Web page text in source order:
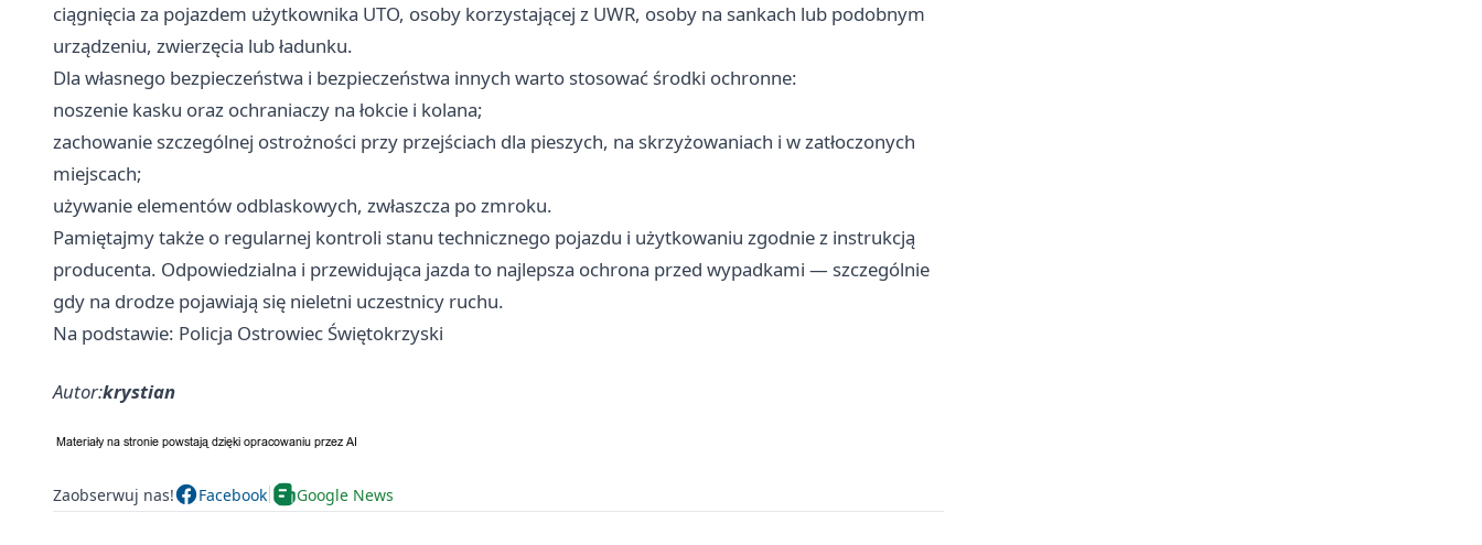
ciągnięcia za pojazdem użytkownika UTO, osoby korzystającej z UWR, osoby na sankach lub podobnym
urządzeniu, zwierzęcia lub ładunku.
Dla własnego bezpieczeństwa i bezpieczeństwa innych warto stosować środki ochronne:
noszenie kasku oraz ochraniaczy na łokcie i kolana;
zachowanie szczególnej ostrożności przy przejściach dla pieszych, na skrzyżowaniach i w zatłoczonych
miejscach;
używanie elementów odblaskowych, zwłaszcza po zmroku.
Pamiętajmy także o regularnej kontroli stanu technicznego pojazdu i użytkowaniu zgodnie z instrukcją
producenta. Odpowiedzialna i przewidująca jazda to najlepsza ochrona przed wypadkami — szczególnie
gdy na drodze pojawiają się nieletni uczestnicy ruchu.
Na podstawie: Policja Ostrowiec Świętokrzyski
Autor:krystian
Zaobserwuj nas! Facebook Google News